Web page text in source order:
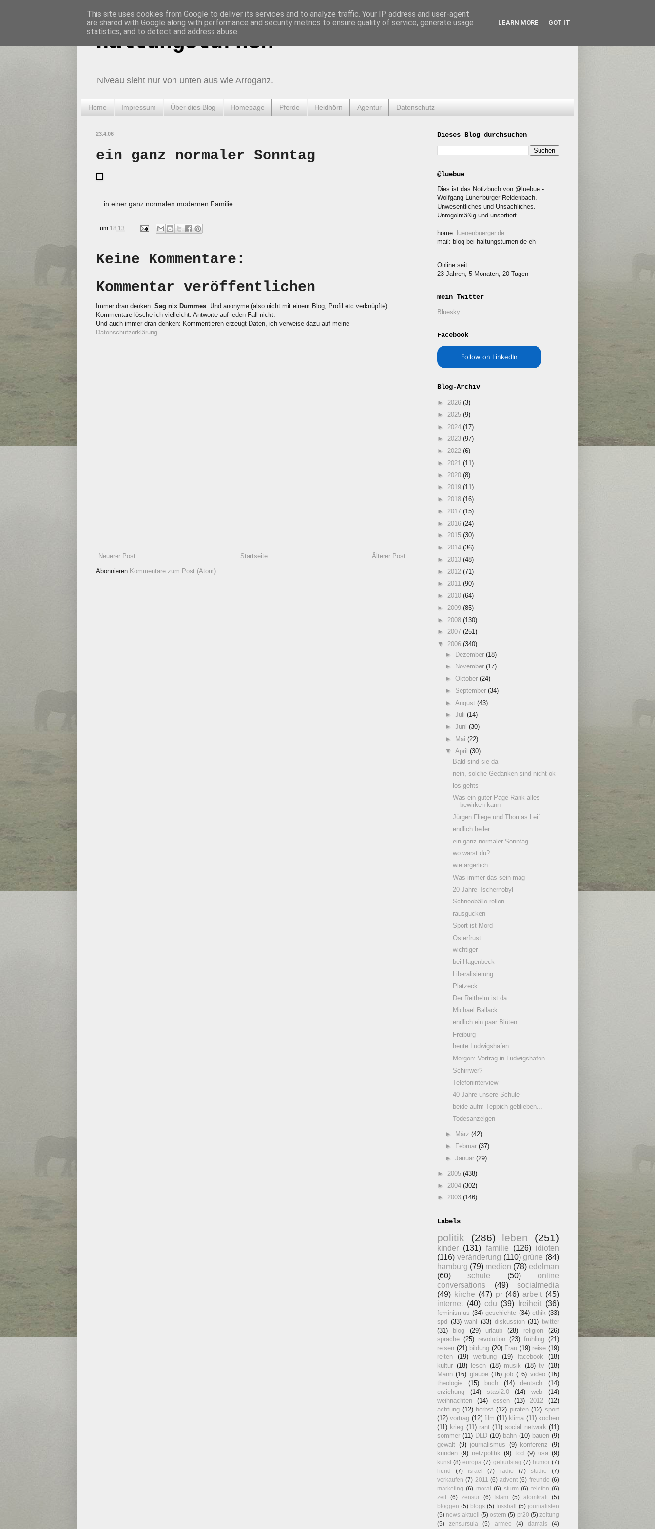
Haltungsturnen
Niveau sieht nur von unten aus wie Arroganz.
Home Impressum Über dies Blog Homepage Pferde Heidhörn Agentur Datenschutz
23.4.06
ein ganz normaler Sonntag
... in einer ganz normalen modernen Familie...
um 18:13
Keine Kommentare:
Kommentar veröffentlichen
Immer dran denken: Sag nix Dummes . Und anonyme (also nicht mit einem Blog, Profil etc verknüpfte)
Kommentare lösche ich vielleicht. Antworte auf jeden Fall nicht.
Und auch immer dran denken: Kommentieren erzeugt Daten, ich verweise dazu auf meine
Datenschutzerklärung
Neuerer Post Älterer Post
Startseite
Abonnieren Kommentare zum Post (Atom)
Dieses Blog durchsuchen
@luebue
Dies ist das Notizbuch von @luebue -
Wolfgang Lünenbürger-Reidenbach.
Unwesentliches und Unsachliches.
Unregelmäßig und unsortiert.
home: luenenbuerger.de
mail: blog bei haltungsturnen de-eh
Online seit
23 Jahren, 5 Monaten, 20 Tagen
mein Twitter
Bluesky
Facebook
Follow on LinkedIn
Blog-Archiv
► 2026 (3)
► 2025 (9)
► 2024 (17)
► 2023 (97)
► 2022 (6)
► 2021 (11)
► 2020 (8)
► 2019 (11)
► 2018 (16)
► 2017 (15)
► 2016 (24)
► 2015 (30)
► 2014 (36)
► 2013 (48)
► 2012 (71)
► 2011 (90)
► 2010 (64)
► 2009 (85)
► 2008 (130)
► 2007 (251)
▼ 2006 (340)
► Dezember (18)
►
November (17)
► Oktober (24)
► September (34)
► August (43)
► Juli (14)
► Juni (30)
►
Mai (22)
▼ April (30)
Bald sind sie da
nein, solche Gedanken sind nicht ok
los gehts
Was ein guter Page-Rank alles
bewirken kann
Jürgen Fliege und Thomas Leif
endlich heller
ein ganz normaler Sonntag
wo warst du?
wie ärgerlich
Was immer das sein mag
20 Jahre Tschernobyl
Schneebälle rollen
rausgucken
Sport ist Mord
Osterfrust
wichtiger
bei Hagenbeck
Liberalisierung
Platzeck
Der Reithelm ist da
Michael Ballack
endlich ein paar Blüten
Freiburg
heute Ludwigshafen
Morgen: Vortrag in Ludwigshafen
Schirrwer?
Telefoninterview
40 Jahre unsere Schule
beide aufm Teppich geblieben...
Todesanzeigen
► März (42)
►
Februar (37)
► Januar (29)
► 2005 (438)
► 2004 (302)
► 2003 (146)
Labels
politik (286) leben (251)
kinder (131) familie (126)
idioten
(116) veränderung (110) grüne (84)
hamburg (79) medien (78) edelman
(60)
schule (50)
online
conversations
(49)
socialmedia
(49) kirche (47) pr (46) arbeit (45)
internet (40) cdu (39) freiheit (36)
feminismus (34) geschichte (34) ethik (33)
spd (33) wahl (33) diskussion (31) twitter
(31)
blog (29) urlaub (28) religion
(26)
sprache (25) revolution (23) frühling (21)
reisen (21) bildung (20) Frau (19) reise (19)
reiten
(19) werbung (19) facebook
(18)
kultur (18) lesen (18) musik (18) tv
(18)
Mann (16) glaube (16) job (16) video (16)
theologie
(15) buch (14) deutsch
(14)
erziehung
(14) stasi2.0 (14) web
(14)
weihnachten
(14) essen (13) 2012
(12)
achtung (12) herbst (12) piraten (12) sport
(12) vortrag (12) film (11) klima (11) kochen
(11) krieg (11) rant (11) social network (11)
sommer (11) DLD (10) bahn (10) bauen (9)
gewalt (9) journalismus (9) konferenz
(9)
kunden (9) netzpolitik (9) tod (9) usa (9)
kunst (8) europa (7) geburtstag (7) humor (7)
hund
(7) israel (7) radio (7) studie
(7)
verkaufen (7) 2011 (6) advent (6) freunde (6)
marketing (6) moral (6) sturm (6) telefon (6)
zeit
(6) zensur (6) Islam (5) atomkraft
(5)
bloggen (5) blogs (5) fussball (5) journalisten
(5) news aktuell (5) ostern (5) pr20 (5) zeitung
(5)
zensursula (5) armee (4) damals
(4)
This site uses cookies from Google to deliver its services and to analyze traffic. Your IP address and user-agent
are shared with Google along with performance and security metrics to ensure quality of service, generate usage
statistics, and to detect and address abuse.
LEARN MORE GOT IT